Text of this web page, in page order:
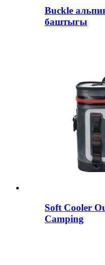
Buckle
баштыгы
Soft Cooler
Camping